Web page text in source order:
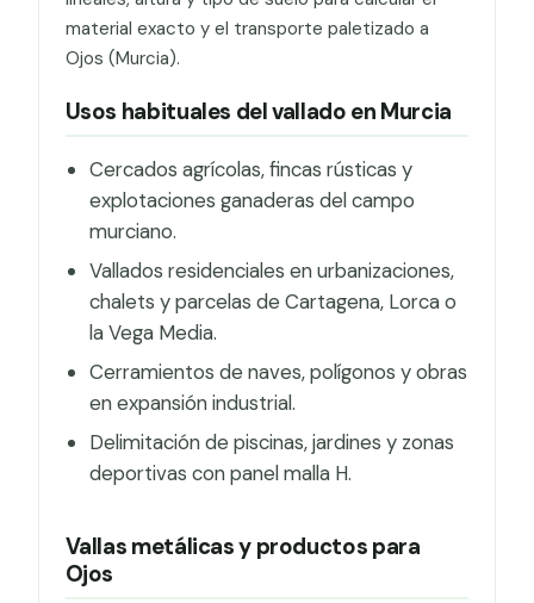
material exacto y el transporte paletizado a
Ojos (Murcia).
Usos habituales del vallado en Murcia
Cercados agrícolas, fincas rústicas y
explotaciones ganaderas del campo
murciano.
Vallados residenciales en urbanizaciones,
chalets y parcelas de Cartagena, Lorca o
la Vega Media.
Cerramientos de naves, polígonos y obras
en expansión industrial.
Delimitación de piscinas, jardines y zonas
deportivas con panel malla H.
Vallas metálicas y productos para
Ojos